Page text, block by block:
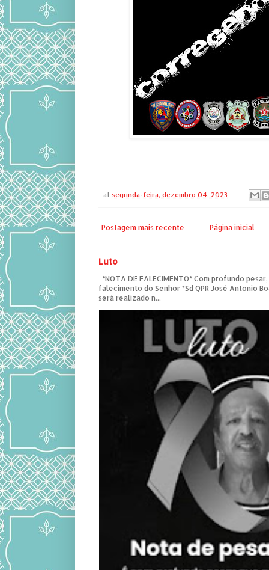
at segunda-feira, dezembro 04, 2023
Postagem mais recente Página inicial
Luto
*NOTA DE FALECIMENTO* Com profundo
falecimento do Senhor *Sd QPR José Antonio
será realizado n...